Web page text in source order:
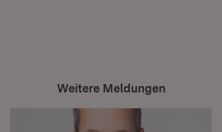
Weitere Meldungen